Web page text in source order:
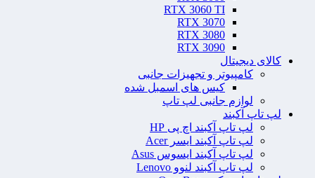
RTX 3060 TI
RTX 3070
RTX 3080
RTX 3090
کالای دیجیتال
کامپیوتر و تجهیزات جانبی
کیس های اسمبل شده
لوازم جانبی لپ تاپ
لپ تاپ آکبند
لپ تاپ آکبند اچ پی HP
لپ تاپ آکبند ایسر Acer
لپ تاپ آکبند ایسوس Asus
لپ تاپ آکبند لنوو Lenovo